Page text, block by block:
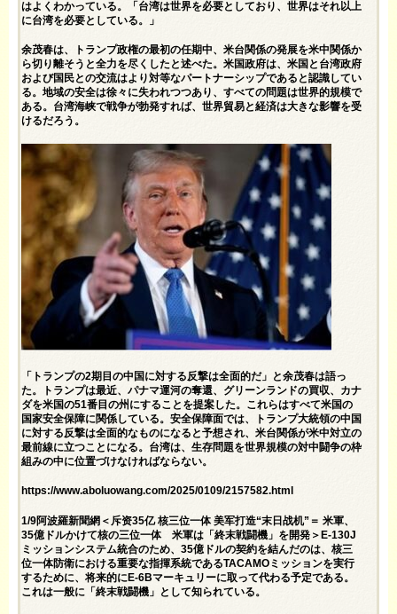
はよくわかっている。「台湾は世界を必要としており、世界はそれ以上
に台湾を必要としている。」
余茂春は、トランプ政権の最初の任期中、米台関係の発展を米中関係か
ら切り離そうと全力を尽くしたと述べた。米国政府は、米国と台湾政府
および国民との交流はより対等なパートナーシップであると認識してい
る。地域の安全は徐々に失われつつあり、すべての問題は世界的規模で
ある。台湾海峡で戦争が勃発すれば、世界貿易と経済は大きな影響を受
けるだろう。
「トランプの2期目の中国に対する反撃は全面的だ」と余茂春は語っ
た。トランプは最近、パナマ運河の奪還、グリーンランドの買収、カナ
ダを米国の51番目の州にすることを提案した。これらはすべて米国の
国家安全保障に関係している。安全保障面では、トランプ大統領の中国
に対する反撃は全面的なものになると予想され、米台関係が米中対立の
最前線に立つことになる。台湾は、生存問題を世界規模の対中闘争の枠
組みの中に位置づけなければならない。
https://www.aboluowang.com/2025/0109/2157582.html
1/9阿波羅新聞網＜斥资35亿 核三位一体 美军打造“末日战机”＝ 米軍、
35億ドルかけて核の三位一体 米軍は「終末戦闘機」を開発＞E-130J
ミッションシステム統合のため、35億ドルの契約を結んだのは、核三
位一体防衛における重要な指揮系統であるTACAMOミッションを実行
するために、将来的にE-6Bマーキュリーに取って代わる予定である。
これは一般に「終末戦闘機」として知られている。